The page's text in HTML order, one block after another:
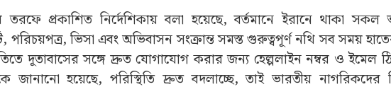
প্রকাশিত নির্দেশিকায় বলা হয়েছে, বর্তমানে ইরানে থাকা সকল
ভিসা এবং অভিবাসন সংক্রান্ত সমস্ত গুরুত্বপূর্ণ নথি সব সময়
দূতাবাসের সঙ্গে দ্রুত যোগাযোগ করার জন্য হেল্পলাইন নম্বর ও ইমেল
জানানো হয়েছে, পরিস্থিতি দ্রুত বদলাচ্ছে, তাই ভারতীয় নাগরিকদের